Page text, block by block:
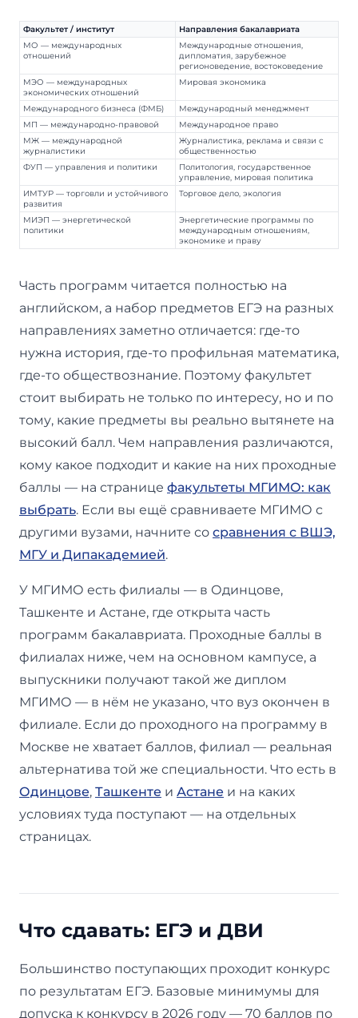
Факультет / институт
Направления бакалавриата
МО — международных
отношений
Международные отношения,
дипломатия, зарубежное
регионоведение, востоковедение
МЭО — международных
экономических отношений
Мировая экономика
Международного бизнеса (ФМБ)
Международный менеджмент
МП — международно-правовой
Международное право
МЖ — международной
журналистики
Журналистика, реклама и связи с
общественностью
ФУП — управления и политики
Политология, государственное
управление, мировая политика
ИМТУР — торговли и устойчивого
развития
Торговое дело, экология
МИЭП — энергетической
политики
Энергетические программы по
международным отношениям,
экономике и праву
Часть программ читается полностью на
английском, а набор предметов ЕГЭ на разных
направлениях заметно отличается: где-то
нужна история, где-то профильная математика,
где-то обществознание. Поэтому факультет
стоит выбирать не только по интересу, но и по
тому, какие предметы вы реально вытянете на
высокий балл. Чем направления различаются,
кому какое подходит и какие на них проходные
баллы — на странице факультеты МГИМО: как
выбрать. Если вы ещё сравниваете МГИМО с
другими вузами, начните со сравнения с ВШЭ,
МГУ и Дипакадемией.
У МГИМО есть филиалы — в Одинцове,
Ташкенте и Астане, где открыта часть
программ бакалавриата. Проходные баллы в
филиалах ниже, чем на основном кампусе, а
выпускники получают такой же диплом
МГИМО — в нём не указано, что вуз окончен в
филиале. Если до проходного на программу в
Москве не хватает баллов, филиал — реальная
альтернатива той же специальности. Что есть в
Одинцове, Ташкенте и Астане и на каких
условиях туда поступают — на отдельных
страницах.
Что сдавать: ЕГЭ и ДВИ
Большинство поступающих проходит конкурс
по результатам ЕГЭ. Базовые минимумы для
допуска к конкурсу в 2026 году — 70 баллов по